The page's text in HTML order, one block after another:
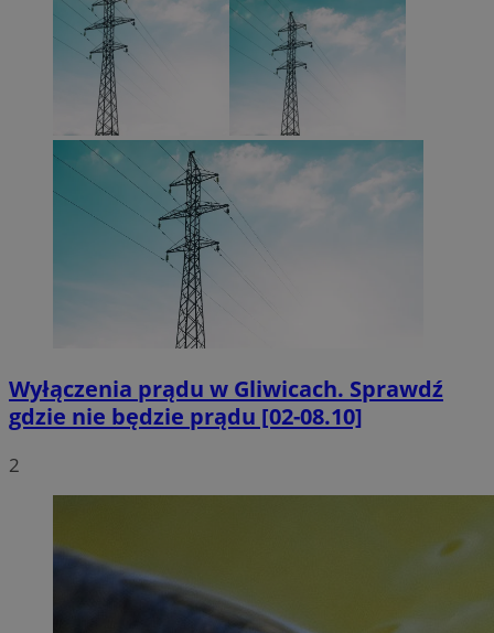
Wyłączenia prądu w Gliwicach. Sprawdź
gdzie nie będzie prądu [02-08.10]
2